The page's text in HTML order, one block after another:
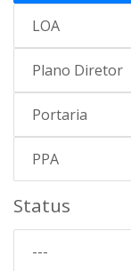
LOA
Plano Diretor
Portaria
PPA
Status
---